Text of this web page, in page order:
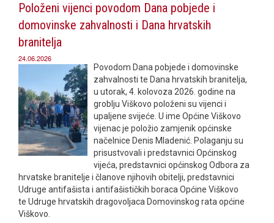
Položeni vijenci povodom Dana pobjede i
domovinske zahvalnosti i Dana hrvatskih
branitelja
24.06.2026
Povodom Dana pobjede i domovinske
zahvalnosti te Dana hrvatskih branitelja,
u utorak, 4. kolovoza 2026. godine na
groblju Viškovo položeni su vijenci i
upaljene svijeće. U ime Općine Viškovo
vijenac je položio zamjenik općinske
načelnice Denis Mladenić. Polaganju su
prisustvovali i predstavnici Općinskog
vijeća, predstavnici općinskog Odbora za
hrvatske branitelje i članove njihovih obitelji, predstavnici
Udruge antifašista i antifašističkih boraca Općine Viškovo
te Udruge hrvatskih dragovoljaca Domovinskog rata općine
Viškovo.